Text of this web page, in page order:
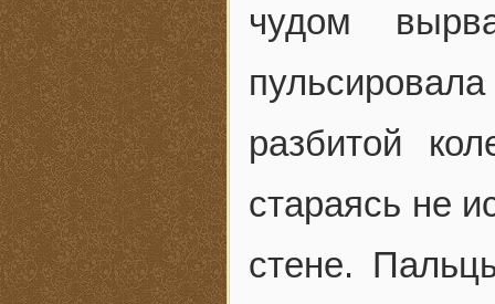
чудом
разбитой
стараясь не
стене.